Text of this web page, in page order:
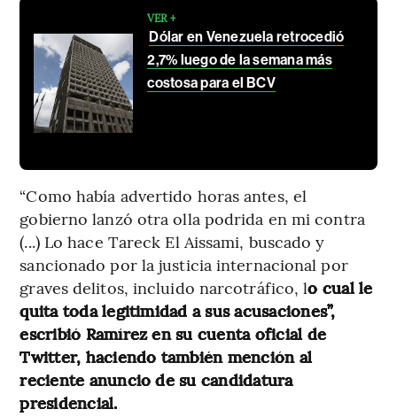
VER +
Dólar en Venezuela retrocedió
2,7% luego de la semana más
costosa para el BCV
“Como había advertido horas antes, el
gobierno lanzó otra olla podrida en mi contra
(...) Lo hace Tareck El Aissami, buscado y
sancionado por la justicia internacional por
graves delitos, incluido narcotráfico, lo cual le
quita toda legitimidad a sus acusaciones”,
escribió Ramírez en su cuenta oficial de
Twitter, haciendo también mención al
reciente anuncio de su candidatura
presidencial.